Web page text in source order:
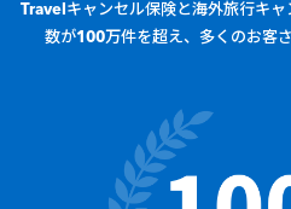
Travelキャンセル保険と海外旅行キ
数が100万件を超え、多くのお客